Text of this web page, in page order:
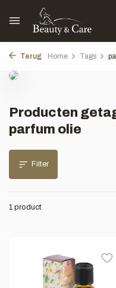
Terug Home Tags
Producten
parfum olie
Filter
1 product